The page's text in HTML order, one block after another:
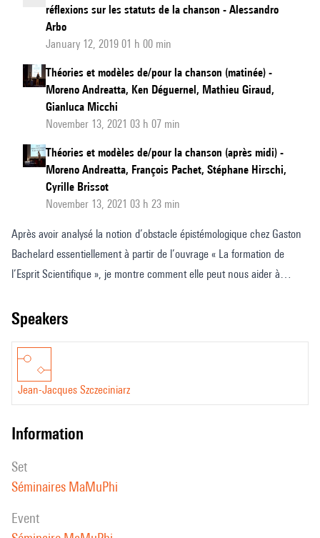
réflexions sur les statuts de la chanson - Alessandro
Arbo
January 12, 2019 01 h 00 min
Théories et modèles de/pour la chanson (matinée) -
Moreno Andreatta, Ken Déguernel, Mathieu Giraud,
Gianluca Micchi
November 13, 2021 03 h 07 min
Théories et modèles de/pour la chanson (après midi) -
Moreno Andreatta, François Pachet, Stéphane Hirschi,
Cyrille Brissot
November 13, 2021 03 h 23 min
Après avoir analysé la notion d’obstacle épistémologique chez Gaston
Bachelard essentiellement à partir de l’ouvrage « La formation de
l’Esprit Scientifique », je montre comment elle peut nous aider à
obstruction en géométrie différentielle, et comment on peut le
Je donne quelques indications pour comprendre dans la même lignée
le concept d’obstruction forgé par Donaldson.
speakers
Jean-Jacques Szczeciniarz
information
set
Séminaires MaMuPhi
event